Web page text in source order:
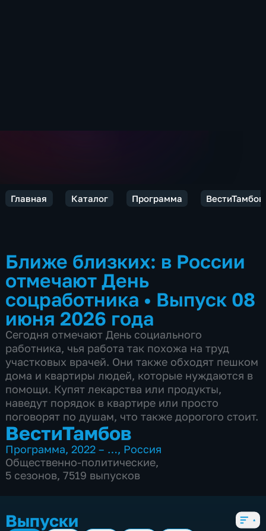
Главная Каталог Программа ВестиТамбов
Ближе близких: в России
отмечают День
соцработника • Выпуск 08
июня 2026 года
Сегодня отмечают День социального
работника, чья работа так похожа на труд
участковых врачей. Они также обходят пешком
дома и квартиры людей, которые нуждаются в
помощи. Купят лекарства или продукты,
наведут порядок в квартире или просто
поговорят по душам, что также дорогого стоит.
ВестиТамбов
Программа,2022 – …, Россия
Общественно-политические,
5 сезонов, 7519 выпусков
Выпуски